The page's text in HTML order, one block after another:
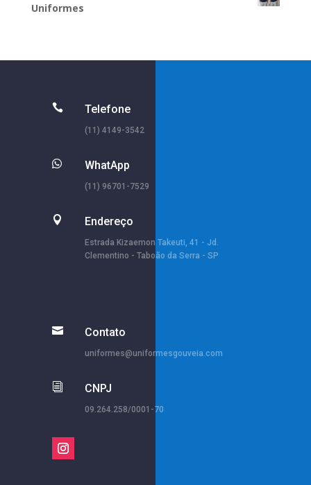
Uniformes
 Telefone
(11) 4149-3542
 WhatApp
(11) 96701-7529
 Endereço
Estrada Kizaemon Takeuti, 41 - Jd.
Clementino - Taboão da Serra - SP
 Contato
uniformes@uniformesgouveia.com
i CNPJ
09.264.258/0001-70